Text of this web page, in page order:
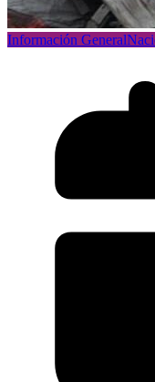
Información General